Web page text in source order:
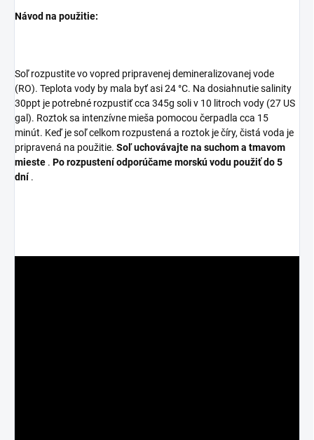
Návod na použitie:
Soľ rozpustite vo vopred pripravenej demineralizovanej vode
(RO). Teplota vody by mala byť asi 24 °C. Na dosiahnutie salinity
30ppt je potrebné rozpustiť cca 345g soli v 10 litroch vody (27 US
gal). Roztok sa intenzívne mieša pomocou čerpadla cca 15
minút. Keď je soľ celkom rozpustená a roztok je číry, čistá voda je
pripravená na použitie. Soľ uchovávajte na suchom a tmavom
mieste . Po rozpustení odporúčame morskú vodu použiť do 5
dní.